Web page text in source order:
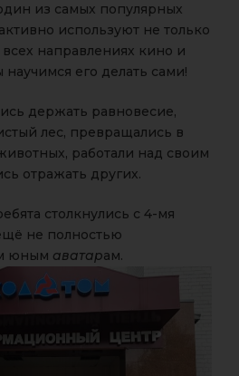
из самых популярных
используют не только
направлениях кино и
его делать сами!
держать равновесие,
лес, превращались в
работали над своим
отражать других.
столкнулись с 4-мя
не полностью
юным аватарам.